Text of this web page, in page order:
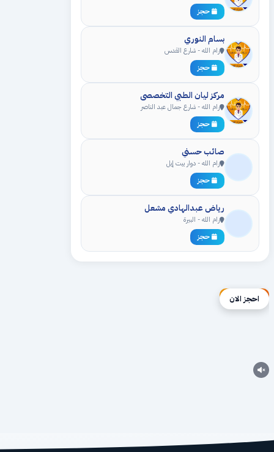
حجز
بسام النوري
رام الله - شارع القدس
حجز
مركز ليان الطبي التخصصي
رام الله - شارع جمال عبد الناصر
حجز
صائب حسني
رام الله - دوار بيت إيل
حجز
رياض عبدالهادي مشعل
رام الله - البيرة
حجز
إعلان ممول
احجز الان